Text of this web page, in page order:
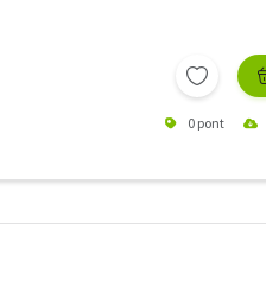
0 pont